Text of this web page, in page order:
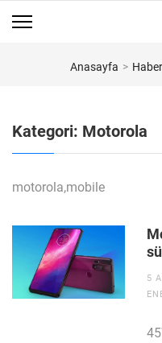
Anasayfa >
Kategori: Motorola
motorola,mobile
5